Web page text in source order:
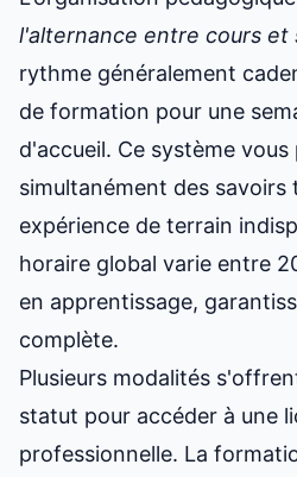
l'alternance entre cours et
rythme généralement
de formation pour une
d'accueil. Ce système
simultanément des savoirs
expérience de terrain
horaire global varie entre
en apprentissage,
complète.
Plusieurs modalités
statut pour accéder à une
professionnelle. La